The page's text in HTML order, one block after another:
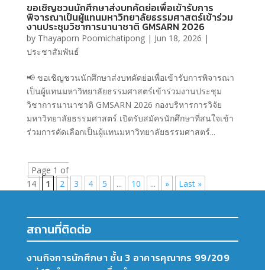
ขอเชิญชวนนักศึกษาส่งบทคัดย่อเพื่อเข้ารับการ
พิจารณาเป็นผู้แทนมหาวิทยาลัยธรรมศาสตร์เข้าร่วม
งานประชุมวิชาการนานาชาติ GMSARN 2026
by Thayaporn Poomichatipong| Jun 18, 2026 |
ประชาสัมพันธ์
📢 ขอเชิญชวนนักศึกษาส่งบทคัดย่อเพื่อเข้ารับการพิจารณา
เป็นผู้แทนมหาวิทยาลัยธรรมศาสตร์เข้าร่วมงานประชุม
วิชาการนานาชาติ GMSARN 2026 กองบริหารการวิจัย
มหาวิทยาลัยธรรมศาสตร์ เปิดรับสมัครนักศึกษาที่สนใจเข้า
ร่วมการคัดเลือกเป็นผู้แทนมหาวิทยาลัยธรรมศาสตร์...
Page 1 of
14
1 2 3 4 5 ... 10 ... » Last »
สถานที่ติดต่อ
งานกิจการนักศึกษา ชั้น 3 อาคารคุณากร 99/209